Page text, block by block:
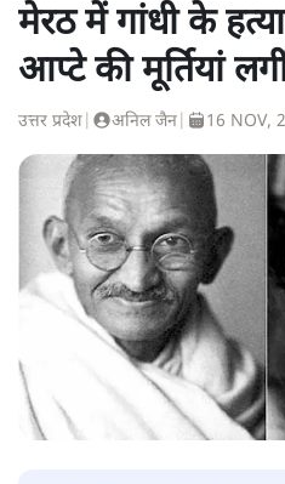
मेरठ में गांधी के
आप्टे की मूर्तियां
उत्तर प्रदेश अनिल जैन 16 NOV,